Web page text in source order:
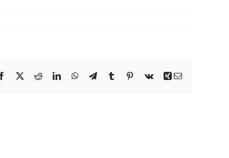
Facebook RedditLinkedInWhatsApp
TelegramTumblr Pinterest
Vk Xing Email